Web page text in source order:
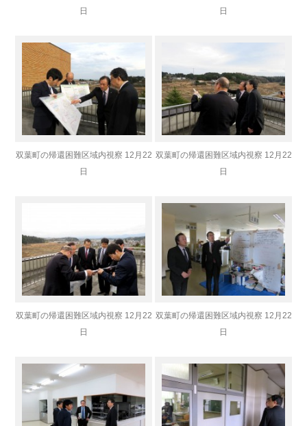
日
日
双葉町の帰還困難区域内視察 12月22
日
双葉町の帰還困難区域内視察 12月22
日
双葉町の帰還困難区域内視察 12月22
日
双葉町の帰還困難区域内視察 12月22
日